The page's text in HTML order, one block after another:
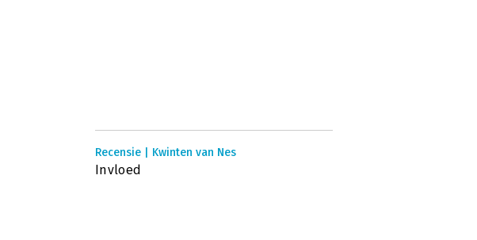
Recensie | Kwinten van Nes
Invloed